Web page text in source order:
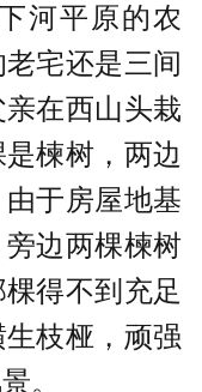
平原的农
宅还是三间
在西山头栽
楝树，两边
于房屋地基
边两棵楝树
得不到充足
枝桠，顽强
。